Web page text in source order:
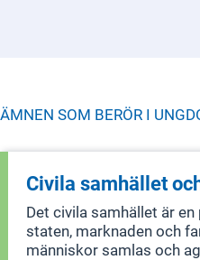
ÄMNEN SOM BERÖR I
Civila samhället
Det civila samhället är
staten, marknaden och
människor samlas och